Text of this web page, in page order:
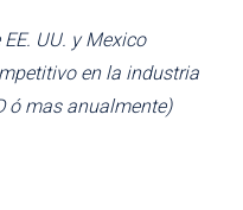
UU. y Mexico
en la industria
ó mas anualmente)